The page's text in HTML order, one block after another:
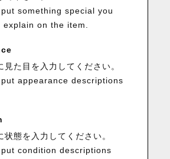
something special you
explain on the item.
見た目を入力してください。
appearance descriptions
状態を入力してください。
condition descriptions